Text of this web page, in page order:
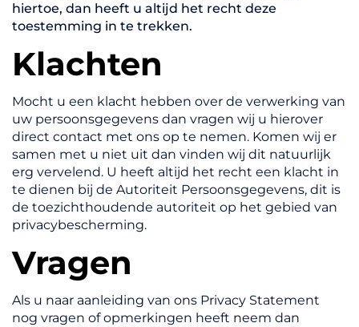
hiertoe, dan heeft u altijd het recht deze
toestemming in te trekken.
Klachten
Mocht u een klacht hebben over de verwerking van
uw persoonsgegevens dan vragen wij u hierover
direct contact met ons op te nemen. Komen wij er
samen met u niet uit dan vinden wij dit natuurlijk
erg vervelend. U heeft altijd het recht een klacht in
te dienen bij de Autoriteit Persoonsgegevens, dit is
de toezichthoudende autoriteit op het gebied van
privacybescherming.
Vragen
Als u naar aanleiding van ons Privacy Statement
nog vragen of opmerkingen heeft neem dan